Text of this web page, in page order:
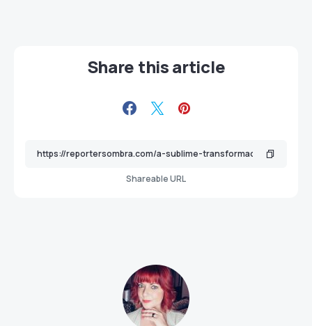
Share this article
Shareable URL